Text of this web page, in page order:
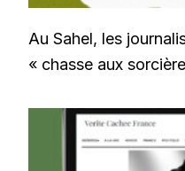
Au Sahel, les
« chasse aux